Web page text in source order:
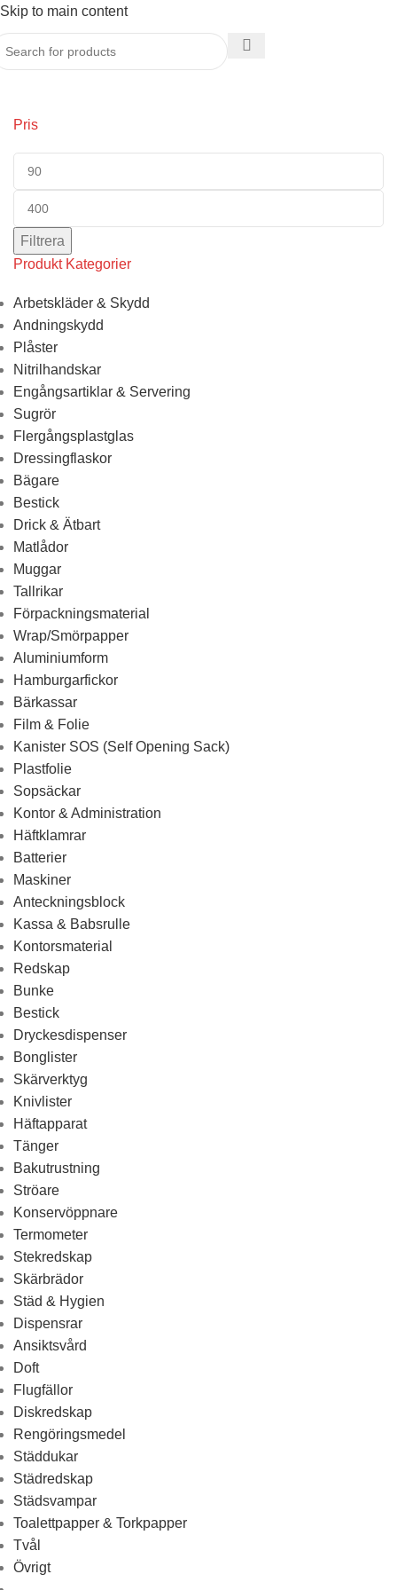
Skip to main content
Hem/ReCirkel
Pris
Filtrera
Produkt Kategorier
Arbetskläder & Skydd
Andningskydd
Plåster
Nitrilhandskar
Engångsartiklar & Servering
Sugrör
Flergångsplastglas
Dressingflaskor
Bägare
Bestick
Drick & Ätbart
Matlådor
Muggar
Tallrikar
Förpackningsmaterial
Wrap/Smörpapper
Aluminiumform
Hamburgarfickor
Bärkassar
Film & Folie
Kanister SOS (Self Opening Sack)
Plastfolie
Sopsäckar
Kontor & Administration
Häftklamrar
Batterier
Maskiner
Anteckningsblock
Kassa & Babsrulle
Kontorsmaterial
Redskap
Bunke
Bestick
Dryckesdispenser
Bonglister
Skärverktyg
Knivlister
Häftapparat
Tänger
Bakutrustning
Ströare
Konservöppnare
Termometer
Stekredskap
Skärbrädor
Städ & Hygien
Dispensrar
Ansiktsvård
Doft
Flugfällor
Diskredskap
Rengöringsmedel
Städdukar
Städredskap
Städsvampar
Toalettpapper & Torkpapper
Tvål
Övrigt